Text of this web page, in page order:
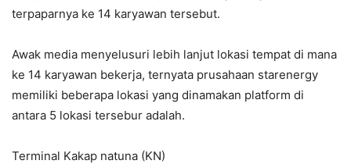
terpaparnya ke 14 karyawan tersebut.
Awak media menyelusuri lebih lanjut lokasi tempat di mana
ke 14 karyawan bekerja, ternyata prusahaan starenergy
memiliki beberapa lokasi yang dinamakan platform di
antara 5 lokasi tersebur adalah.
Terminal Kakap natuna (KN)